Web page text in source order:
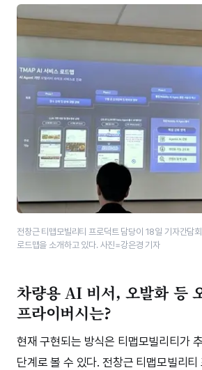
전창근 티맵모빌리티 프로덕트 담당이 18일 기자간담
로드맵을 소개하고 있다. 사진=강은경 기자
차량용 AI 비서, 오발화 등
프라이버시는?
현재 구현되는 방식은 티맵모빌리티가
단계로 볼 수 있다. 전창근 티맵모빌리티